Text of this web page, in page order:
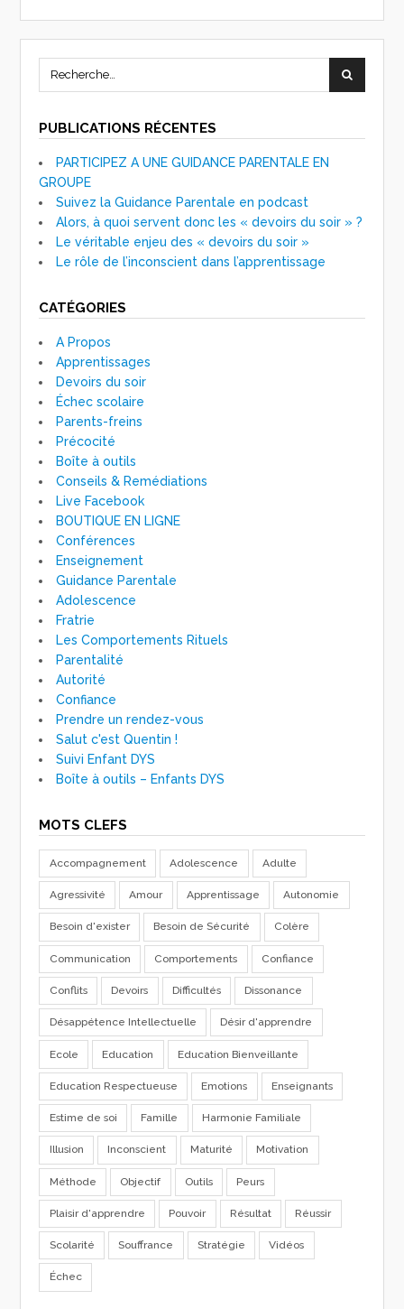
PUBLICATIONS RÉCENTES
PARTICIPEZ A UNE GUIDANCE PARENTALE EN
GROUPE
Suivez la Guidance Parentale en podcast
Alors, à quoi servent donc les « devoirs du soir » ?
Le véritable enjeu des « devoirs du soir »
Le rôle de l’inconscient dans l’apprentissage
CATÉGORIES
A Propos
Apprentissages
Devoirs du soir
Échec scolaire
Parents-freins
Précocité
Boîte à outils
Conseils & Remédiations
Live Facebook
BOUTIQUE EN LIGNE
Conférences
Enseignement
Guidance Parentale
Adolescence
Fratrie
Les Comportements Rituels
Parentalité
Autorité
Confiance
Prendre un rendez-vous
Salut c'est Quentin !
Suivi Enfant DYS
Boîte à outils – Enfants DYS
MOTS CLEFS
Accompagnement Adolescence Adulte
Agressivité Amour Apprentissage Autonomie
Besoin d'exister Besoin de Sécurité Colère
Communication Comportements Confiance
Conflits Devoirs Difficultés Dissonance
Désappétence Intellectuelle Désir d'apprendre
Ecole Education Education Bienveillante
Education Respectueuse Emotions Enseignants
Estime de soi Famille Harmonie Familiale
Illusion Inconscient Maturité Motivation
Méthode Objectif Outils Peurs
Plaisir d'apprendre Pouvoir Résultat Réussir
Scolarité Souffrance Stratégie Vidéos
Échec